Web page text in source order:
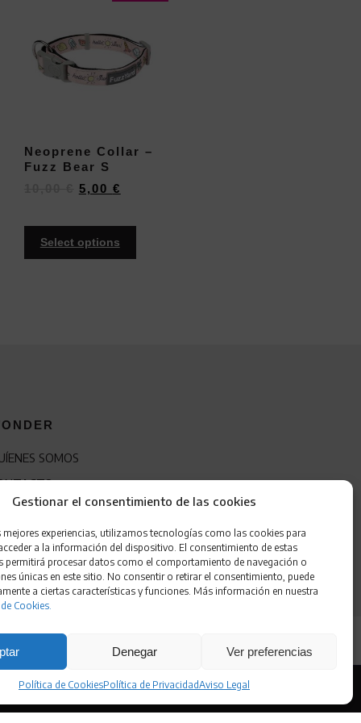
Gestionar el consentimiento de las cookies
mejores experiencias, utilizamos tecnologías como las cookies para
a la información del dispositivo. El consentimiento de estas
permitirá procesar datos como el comportamiento de navegación o
únicas en este sitio. No consentir o retirar el consentimiento, puede
a ciertas características y funciones. Más información en nuestra
Cookies.
Denegar Ver preferencias
Política de CookiesPolítica de PrivacidadAviso Legal
Neoprene Collar –
Fuzz Bear S
5,00 €
Select options
SOMOS